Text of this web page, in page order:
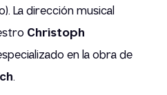
La dirección musical
Christoph
en la obra de
.